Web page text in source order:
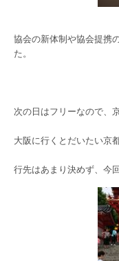
協会の新体制や協会提携
た。
次の日はフリーなので、
大阪に行くとだいたい京
行先はあまり決めず、今